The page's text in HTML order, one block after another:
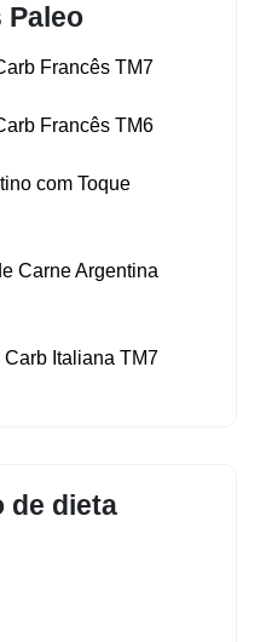
Paleo
Francês TM7
Francês TM6
com Toque
Carne Argentina
Italiana TM7
de dieta